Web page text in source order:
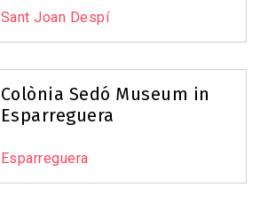
Sant Joan Despí
Colònia Sedó Museum in
Esparreguera
Esparreguera